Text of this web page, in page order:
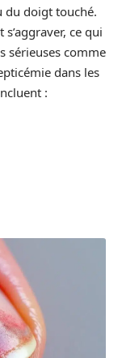
du doigt touché.
ce qui
sérieuses comme
dans les
: